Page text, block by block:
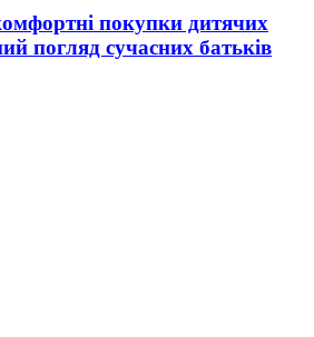
покупки дитячих
погляд сучасних батьків